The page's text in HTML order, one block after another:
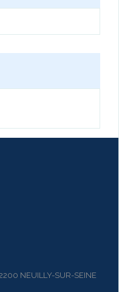
NEUILLY-SUR-SEINE